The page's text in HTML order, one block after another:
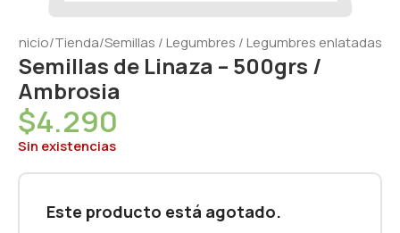
Inicio/Tienda/Semillas / Legumbres / Legumbres enlatadas
Semillas de Linaza – 500grs /
Ambrosia
$4.290
Sin existencias
Este producto está agotado.